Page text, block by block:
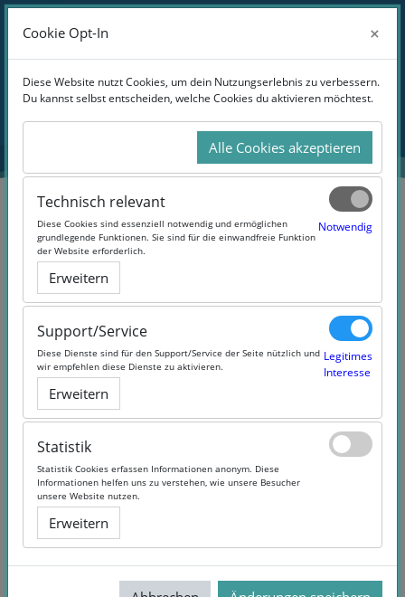
Zum Hauptinhalt
Website-Übersicht
Anmelden
Blöcke
Übersichtaller Kurse
Blöcke
Cookie Opt-In ×
Diese Website nutzt Cookies, um dein Nutzungserlebnis zu verbessern.
Du kannst selbst entscheiden, welche Cookies du aktivieren möchtest.
Alle Cookies akzeptieren
Technisch relevant
Diese Cookies sind essenziell notwendig und ermöglichen
grundlegende Funktionen. Sie sind für die einwandfreie Funktion
der Website erforderlich.
Notwendig
Erweitern
Support/Service
Diese Dienste sind für den Support/Service der Seite nützlich und
wir empfehlen diese Dienste zu aktivieren.
Legitimes
Interesse
Erweitern
Statistik
Statistik Cookies erfassen Informationen anonym. Diese
Informationen helfen uns zu verstehen, wie unsere Besucher
unsere Website nutzen.
Erweitern
Cookie Opt-In ×
Diese Website nutzt Cookies, um dein Nutzungserlebnis zu verbessern.
Du kannst selbst entscheiden, welche Cookies du aktivieren möchtest.
Alle Cookies akzeptieren
Technisch relevant
Diese Cookies sind essenziell notwendig und ermöglichen
grundlegende Funktionen. Sie sind für die einwandfreie Funktion
der Website erforderlich.
Notwendig
Erweitern
Support/Service
Diese Dienste sind für den Support/Service der Seite nützlich und
wir empfehlen diese Dienste zu aktivieren.
Legitimes
Interesse
Erweitern
Statistik
Statistik Cookies erfassen Informationen anonym. Diese
Informationen helfen uns zu verstehen, wie unsere Besucher
unsere Website nutzen.
Erweitern